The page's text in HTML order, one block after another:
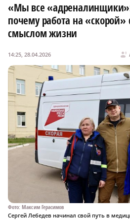
«Мы все «адреналинщики»:
почему работа на «скорой»
смыслом жизни
14:25, 28.04.2026
Фото: Максим Герасимов
Сергей Лебедев начинал свой путь в